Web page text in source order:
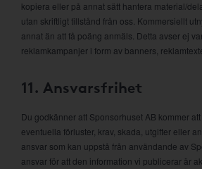
kopiera eller på annat sätt hantera material/
utan skriftligt tillstånd från oss. Kommersiellt
annat än att få poäng anmäls. Detta avser ej
reklamkampanjer i form av banners,
11. Ansvarsfrihet
Du godkänner att Sponsorhuset AB kommer
eventuella förluster, krav, skada, utgifter eller
ansvar som kan uppstå från användande av
ansvar för att den information vi publicerar är